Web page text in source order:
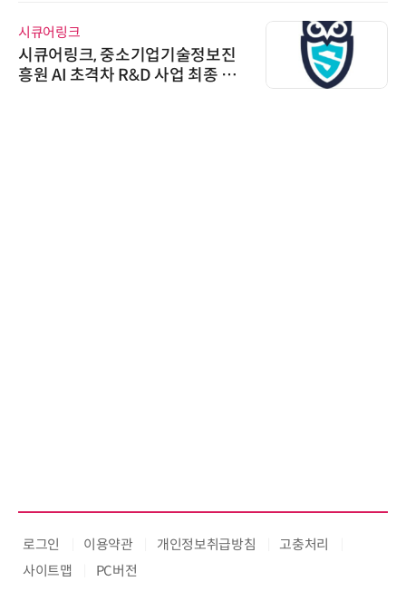
시큐어링크
시큐어링크, 중소기업기술정보진
흥원 AI 초격차 R&D 사업 최종 선
로그인 이용약관 개인정보취급방침
고충처리
사이트맵
PC버전